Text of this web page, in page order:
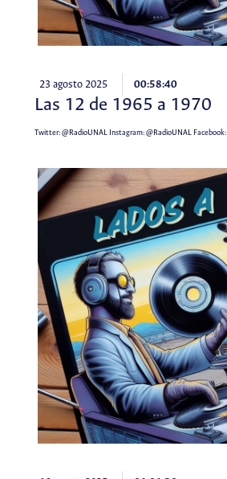
23 agosto 2025 00:58:40
Las 12 de 1965 a 1970
Twitter:@RadioUNALInstagram:@RadioUNALFacebook: